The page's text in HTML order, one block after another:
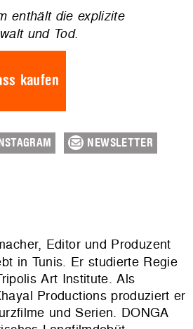
enthält die explizite
und Tod.
kaufen
NEWSLETTER
Editor und Produzent
in Tunis. Er studierte Regie
Art Institute. Als
Productions produziert er
und Serien. DONGA